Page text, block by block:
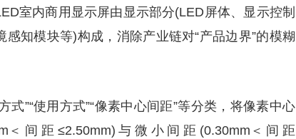
室内商用显示屏由显示部分(LED屏体、显示控制
知模块等)构成，消除产业链对“产品边界”的模糊
式”“使用方式”“像素中心间距”等分类，将像素中心
间距≤2.50mm)与微小间距(0.30mm＜间距